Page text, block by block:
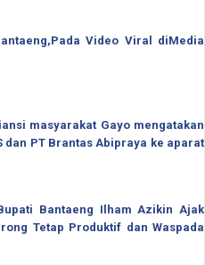
Video Viral diMedia
masyarakat Gayo mengatakan
dan PT Brantas Abipraya ke aparat
Bantaeng Ilham Azikin Ajak
Tetap Produktif dan Waspada